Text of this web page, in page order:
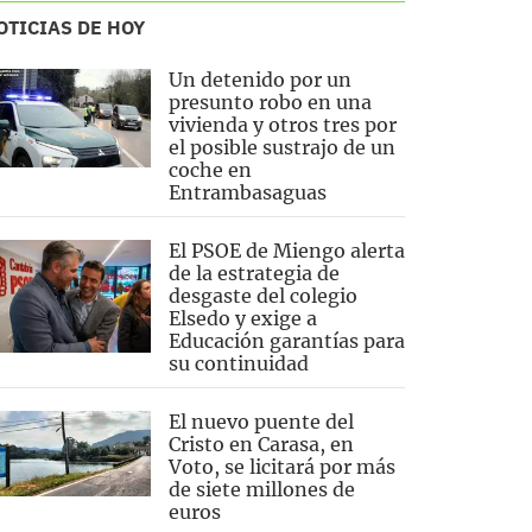
DE HOY
Un detenido por un
presunto robo en una
vivienda y otros tres por
el posible sustrajo de un
coche en
Entrambasaguas
El PSOE de Miengo alerta
de la estrategia de
desgaste del colegio
Elsedo y exige a
Educación garantías para
su continuidad
El nuevo puente del
Cristo en Carasa, en
Voto, se licitará por más
de siete millones de
euros